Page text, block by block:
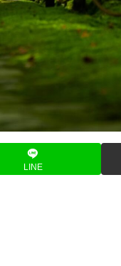
LINE